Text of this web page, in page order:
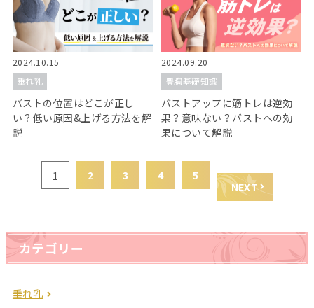
2024.10.15
垂れ乳
バストの位置はどこが正し
い？低い原因&上げる方法を解
説
2024.09.20
豊胸基礎知識
バストアップに筋トレは逆効
果？意味ない？バストへの効
果について解説
1 2 3 4
5
NEXT
カテゴリー
垂れ乳